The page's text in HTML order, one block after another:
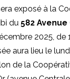
exposé à la
du 582
2025, de
aura lieu le
de la